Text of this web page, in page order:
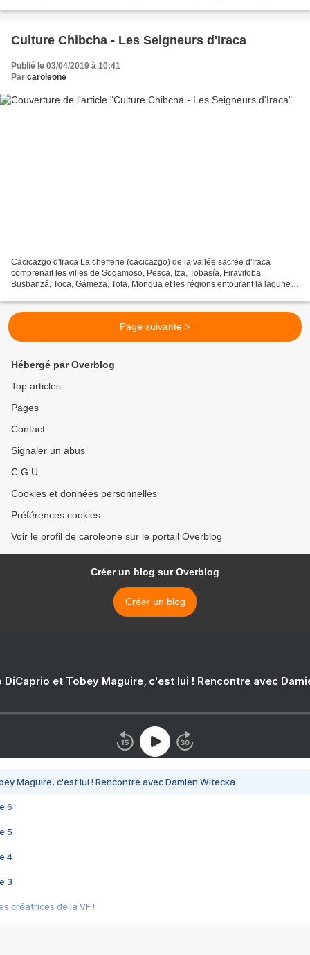
Culture Chibcha - Les Seigneurs d'Iraca
Publié le 03/04/2019 à 10:41
Par caroleone
Cacicazgo d'Iraca La chefferie (cacicazgo) de la vallée sacrée d'Iraca
comprenait les villes de Sogamoso, Pesca, Iza, Tobasía, Firavitoba.
Busbanzá, Toca, Gámeza, Tota, Mongua et les régions entourant la lagune
Page suivante >
Hébergé par Overblog
Top articles
Pages
Contact
Signaler un abus
C.G.U.
Cookies et données personnelles
Préférences cookies
Voir le profil de caroleone sur le portail Overblog
Créer un blog sur Overblog
Créer un blog
DiCaprio et Tobey Maguire, c'est lui ! Rencontre avec
Maguire, c'est lui ! Rencontre avec Damien Witecka
6
5
4
3
créatrices de la VF !